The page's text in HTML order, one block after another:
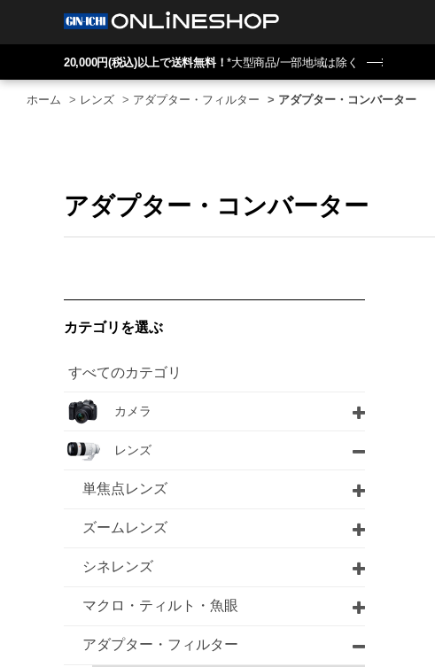
20,000円(税込)以上で送料無料！*大型商品/一部地域は除く
ホーム > レンズ > アダプター・フィルター > アダプター・コンバーター
アダプター・コンバーター
カテゴリを選ぶ
すべてのカテゴリ
カメラ
レンズ
単焦点レンズ
ズームレンズ
シネレンズ
マクロ・ティルト・魚眼
アダプター・フィルター